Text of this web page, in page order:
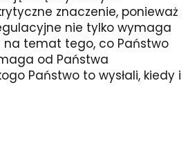
znaczenie, ponieważ
nie tylko wymaga
na temat tego, co Państwo
od Państwa
Państwo to wysłali, kiedy i